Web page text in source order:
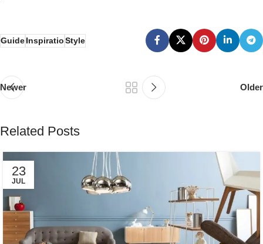
GuideInspiratio Style
Newer Older
Related Posts
23
JUL